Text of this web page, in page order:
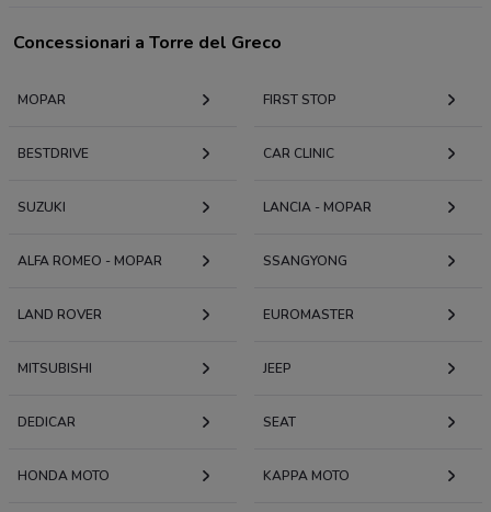
Concessionari a Torre del Greco
MOPAR FIRST STOP
BESTDRIVE CAR CLINIC
SUZUKI LANCIA - MOPAR
ALFA ROMEO - MOPAR SSANGYONG
LAND ROVER EUROMASTER
MITSUBISHI JEEP
DEDICAR SEAT
HONDA MOTO KAPPA MOTO